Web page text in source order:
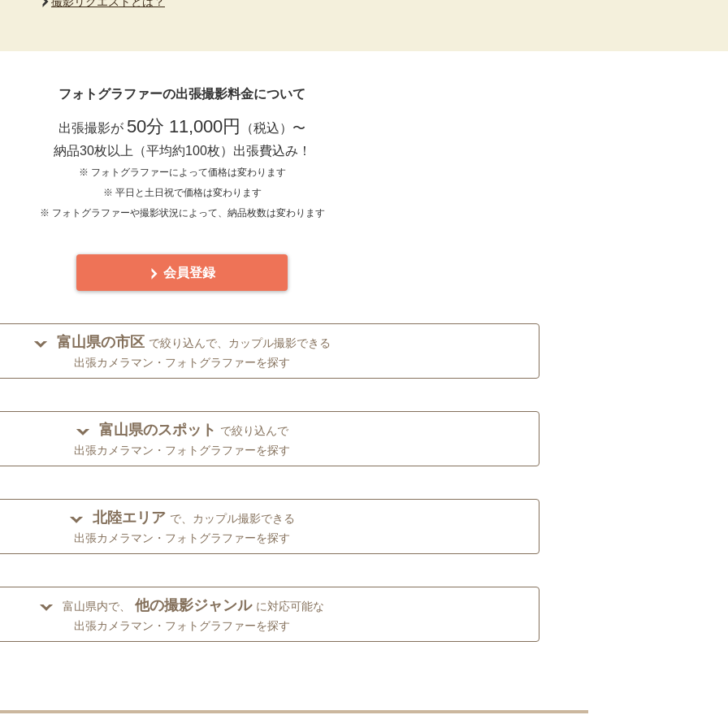
フォトグラファーの出張撮影料金について
出張撮影が 50分 11,000円
（税込）〜
納品30枚以上（平均約100枚）出張費込み！
※ フォトグラファーによって価格は変わります
※ 平日と土日祝で価格は変わります
※ フォトグラファーや撮影状況によって、納品枚数は変わります
会員登録
富山県の市区 で絞り込んで、カップル撮影できる
出張カメラマン・フォトグラファーを探す
富山県のスポット で絞り込んで
出張カメラマン・フォトグラファーを探す
北陸エリア で、カップル撮影できる
出張カメラマン・フォトグラファーを探す
富山県内で、 他の撮影ジャンル に対応可能な
出張カメラマン・フォトグラファーを探す